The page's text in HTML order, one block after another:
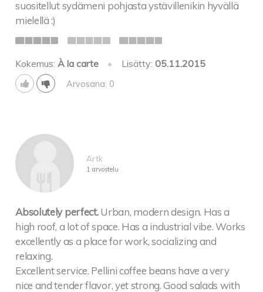
suositellut sydämeni pohjasta ystävillenikin hyvällä
mielellä :)
Kokemus:À la carte • Lisätty: 05.11.2015
Arvosana: 0
Artk
1 arvostelu
Absolutely perfect. Urban, modern design. Has a
high roof, a lot of space. Has a industrial vibe. Works
excellently as a place for work, socializing and
relaxing.
Excellent service. Pellini coffee beans have a very
nice and tender flavor, yet strong. Good salads with